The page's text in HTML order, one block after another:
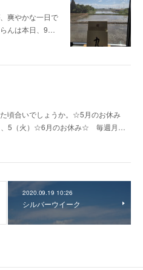
爽やかな一日で
んは本日、9…
頃合いでしょうか。☆5月のお休み
5（火）☆6月のお休み☆ 毎週月…
2020.09.19 10:26
シルバーウイーク